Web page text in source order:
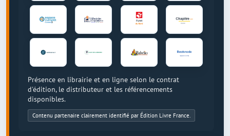
Présence en librairie et en ligne selon le contrat
d'édition, le distributeur et les référencements
disponibles.
Contenu partenaire clairement identifié par Édition Livre France.